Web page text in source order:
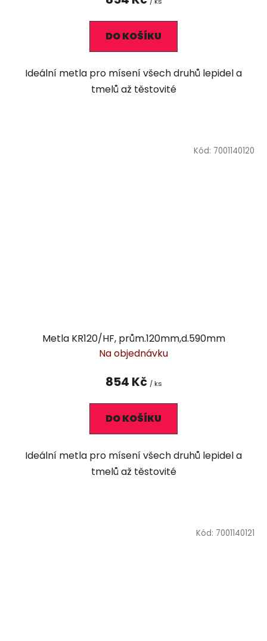
DO KOŠÍKU
Ideální metla pro mísení všech druhů lepidel a
tmelů až těstovité
Metla KR120/HF, prům.120mm,d.590mm
Na objednávku
854 Kč / ks
DO KOŠÍKU
Ideální metla pro mísení všech druhů lepidel a
tmelů až těstovité
Kód: 7001140120
Kód: 7001140121